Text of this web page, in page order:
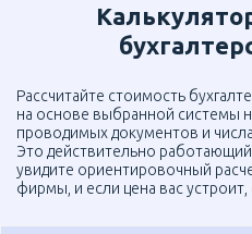
Рассчитайте стоимость
на основе выбранной системы
проводимых документов и
Это действительно
увидите ориентировочный
фирмы, и если цена вас